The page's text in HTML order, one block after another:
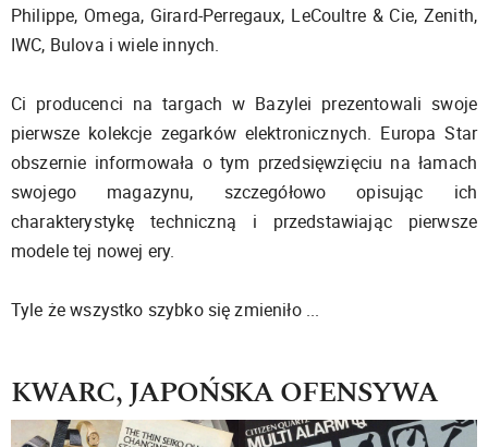
Philippe, Omega, Girard-Perregaux, LeCoultre & Cie, Zenith,
IWC, Bulova i wiele innych.
Ci producenci na targach w Bazylei prezentowali swoje
pierwsze kolekcje zegarków elektronicznych. Europa Star
obszernie informowała o tym przedsięwzięciu na łamach
swojego magazynu, szczegółowo opisując ich
charakterystykę techniczną i przedstawiając pierwsze
modele tej nowej ery.
Tyle że wszystko szybko się zmieniło ...
KWARC, JAPOŃSKA OFENSYWA